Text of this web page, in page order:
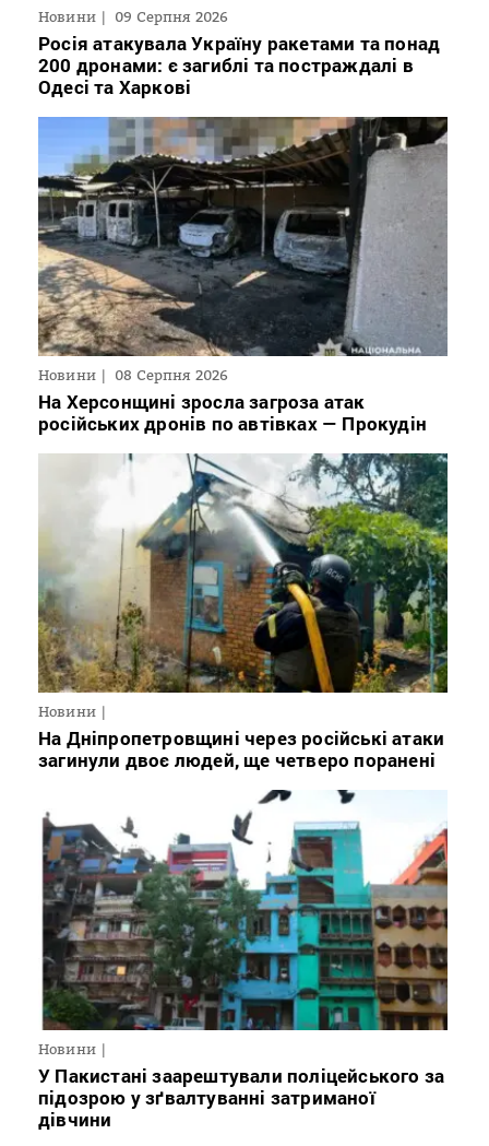
Новини 09 Серпня 2026
Росія атакувала Україну ракетами та понад
200 дронами: є загиблі та постраждалі в
Одесі та Харкові
Новини 08 Серпня 2026
На Херсонщині зросла загроза атак
російських дронів по автівках — Прокудін
Новини
На Дніпропетровщині через російські атаки
загинули двоє людей, ще четверо поранені
Новини
У Пакистані заарештували поліцейського за
підозрою у зґвалтуванні затриманої
дівчини